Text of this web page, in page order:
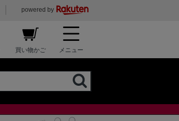
powered by
買い物かご メニュー